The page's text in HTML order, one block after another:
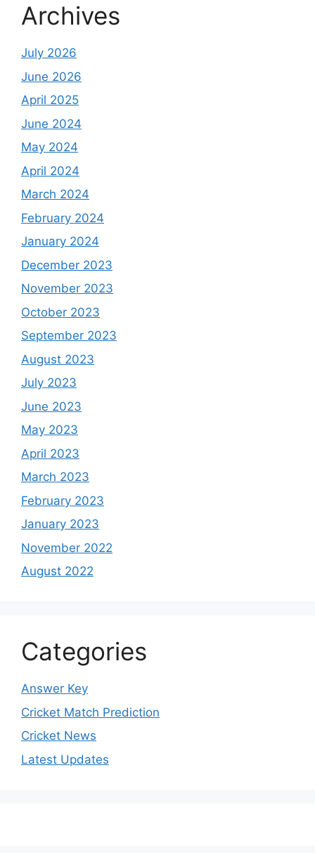
Archives
July 2026
June 2026
April 2025
June 2024
May 2024
April 2024
March 2024
February 2024
January 2024
December 2023
November 2023
October 2023
September 2023
August 2023
July 2023
June 2023
May 2023
April 2023
March 2023
February 2023
January 2023
November 2022
August 2022
Categories
Answer Key
Cricket Match Prediction
Cricket News
Latest Updates